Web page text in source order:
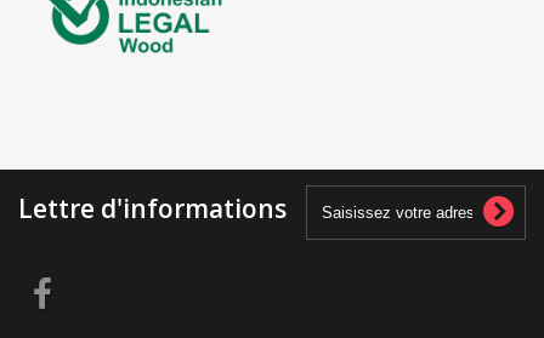
Lettre d'informations